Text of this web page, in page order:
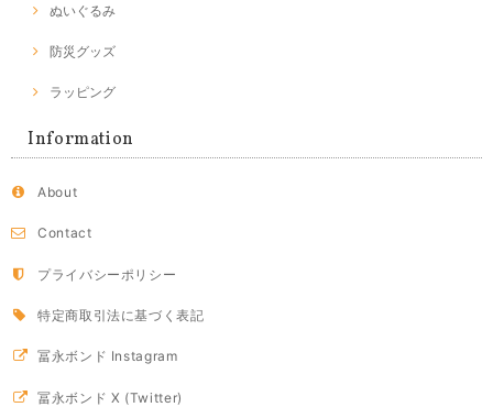
ぬいぐるみ
防災グッズ
ラッピング
Information
About
Contact
プライバシーポリシー
特定商取引法に基づく表記
冨永ボンド Instagram
冨永ボンド X (Twitter)